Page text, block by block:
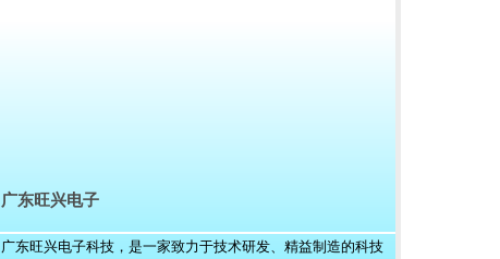
广东旺兴电子
广东旺兴电子科技，是一家致力于技术研发、精益制造的科技